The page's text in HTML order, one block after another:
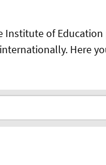
Institute of
Here